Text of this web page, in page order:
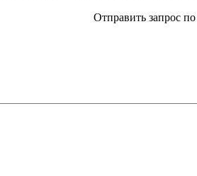
Отправить запрос